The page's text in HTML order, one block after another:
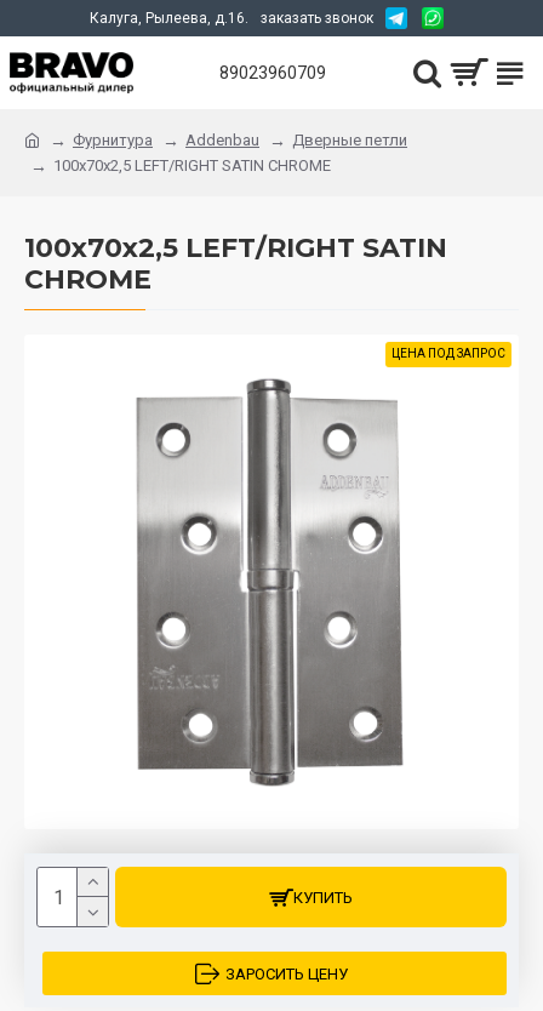
Калуга, Рылеева, д.16. заказать звонок
89023960709
Фурнитура Addenbau
Дверные петли
100x70x2,5 LEFT/RIGHT SATIN CHROME
100x70x2,5 LEFT/RIGHT SATIN
CHROME
ЦЕНА ПОД ЗАПРОС
КУПИТЬ
ЗАРОСИТЬ ЦЕНУ